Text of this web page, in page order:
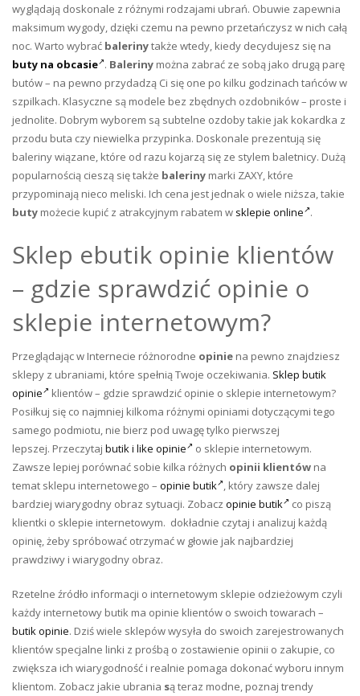
wyglądają doskonale z różnymi rodzajami ubrań. Obuwie zapewnia
maksimum wygody, dzięki czemu na pewno przetańczysz w nich całą
noc. Warto wybrać balerinytakże wtedy, kiedy decydujesz się na
buty na obcasie . Baleriny można zabrać ze sobą jako drugą parę
butów – na pewno przydadzą Ci się one po kilku godzinach tańców w
szpilkach. Klasyczne są modele bez zbędnych ozdobników – proste i
jednolite. Dobrym wyborem są subtelne ozdoby takie jak kokardka z
przodu buta czy niewielka przypinka. Doskonale prezentują się
baleriny wiązane, które od razu kojarzą się ze stylem baletnicy. Dużą
popularnością cieszą się także baleriny marki ZAXY, które
przypominają nieco meliski. Ich cena jest jednak o wiele niższa, takie
buty możecie kupić z atrakcyjnym rabatem w sklepie online .
Sklep ebutik opinie klientów
– gdzie sprawdzić opinie o
sklepie internetowym?
Przeglądając w Internecie różnorodne opinie na pewno znajdziesz
sklepy z ubraniami, które spełnią Twoje oczekiwania. Sklep butik
opinie
klientów – gdzie sprawdzić opinie o sklepie internetowym?
Posiłkuj się co najmniej kilkoma różnymi opiniami dotyczącymi tego
samego podmiotu, nie bierz pod uwagę tylko pierwszej
lepszej. Przeczytaj butik i like opinie
o sklepie internetowym.
Zawsze lepiej porównać sobie kilka różnych opinii klientów na
temat sklepu internetowego – opinie butik , który zawsze dalej
bardziej wiarygodny obraz sytuacji. Zobacz opinie butik
co piszą
klientki o sklepie internetowym. dokładnie czytaj i analizuj każdą
opinię, żeby spróbować otrzymać w głowie jak najbardziej
prawdziwy i wiarygodny obraz.
Rzetelne źródło informacji o internetowym sklepie odzieżowym czyli
każdy internetowy butik ma opinie klientów o swoich towarach –
butik opinie. Dziś wiele sklepów wysyła do swoich zarejestrowanych
klientów specjalne linki z prośbą o zostawienie opinii o zakupie, co
zwiększa ich wiarygodność i realnie pomaga dokonać wyboru innym
klientom. Zobacz jakie ubrania są teraz modne, poznaj trendy